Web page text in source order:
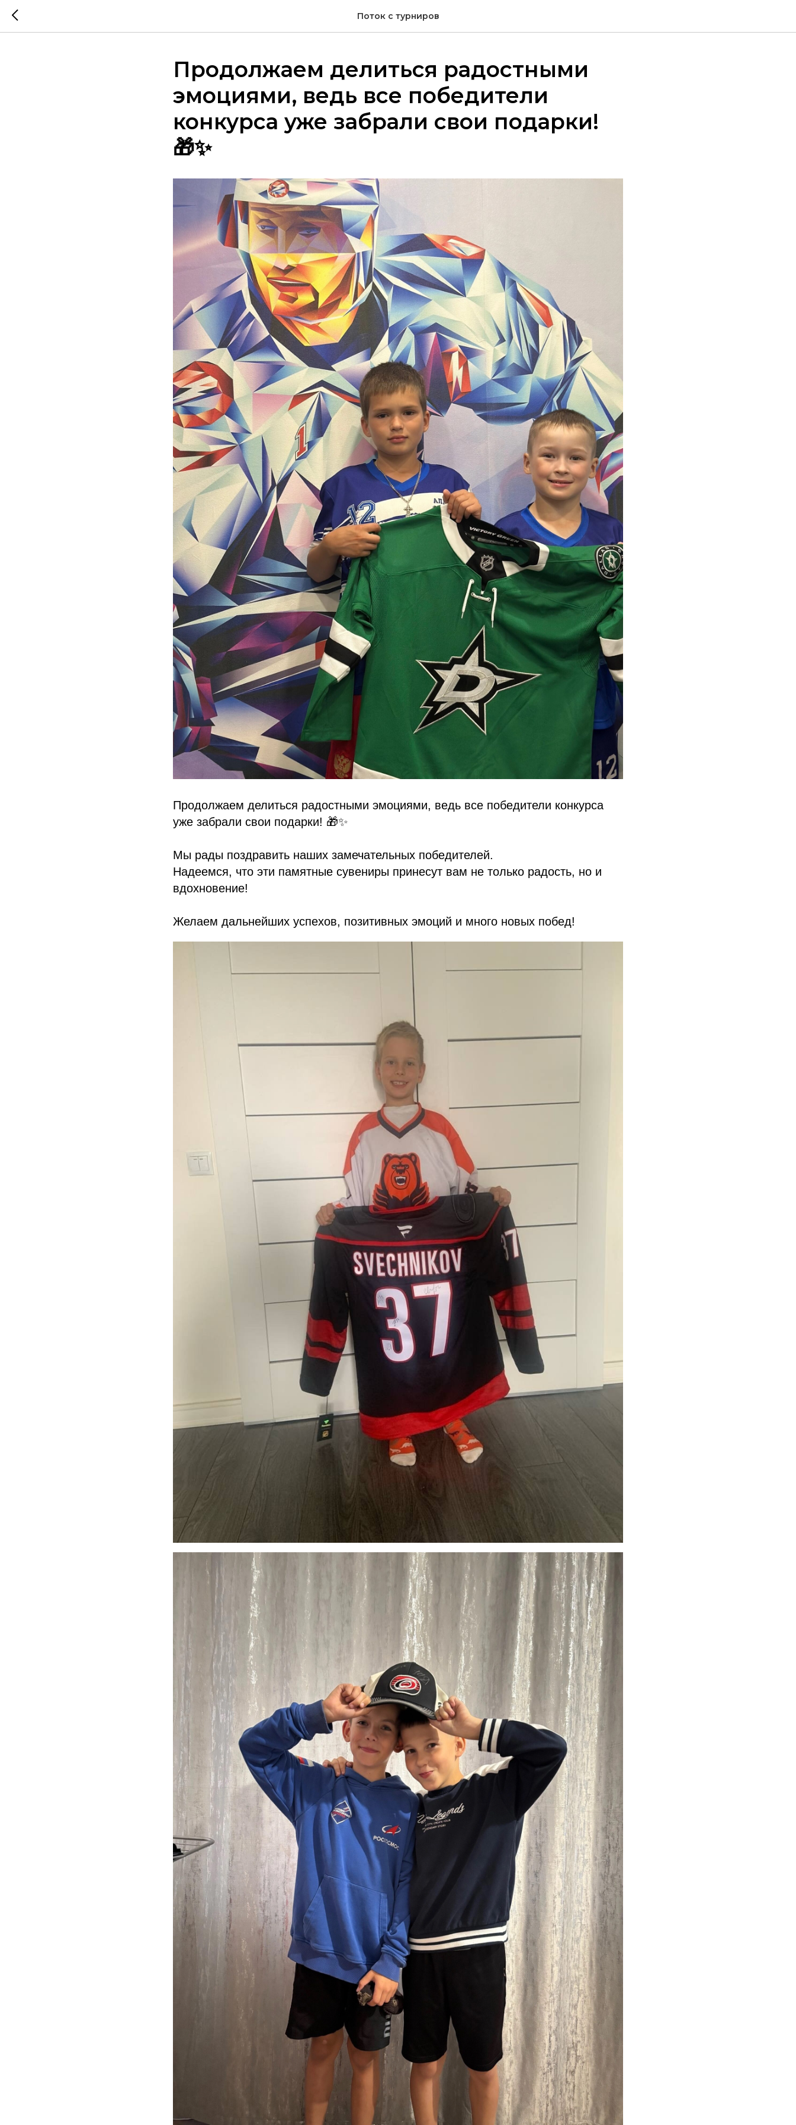
Поток с турниров
Продолжаем делиться радостными
эмоциями, ведь все победители
конкурса уже забрали свои подарки!
🎁✨
Продолжаем делиться радостными эмоциями, ведь все победители конкурса
уже забрали свои подарки! 🎁✨
Мы рады поздравить наших замечательных победителей.
Надеемся, что эти памятные сувениры принесут вам не только радость, но и
вдохновение!
Желаем дальнейших успехов, позитивных эмоций и много новых побед!